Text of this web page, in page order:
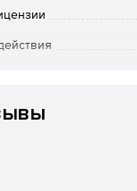
видео и аудит